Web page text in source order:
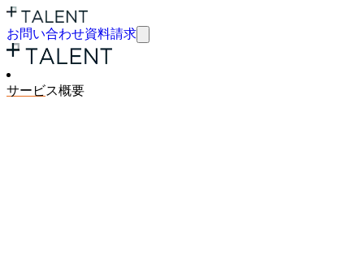
お問い合わせ資料請求
サービス概要